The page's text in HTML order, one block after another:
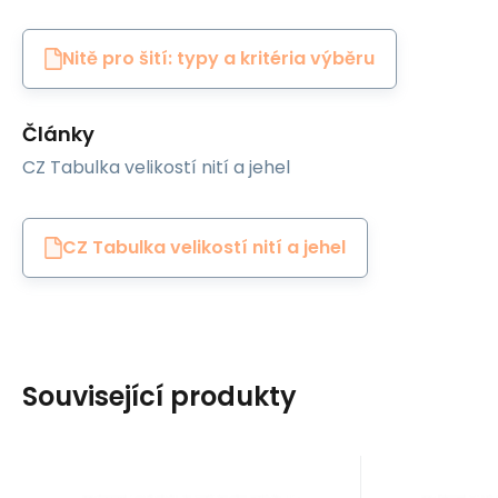
Nitě pro šití: typy a kritéria výběru
Články
CZ Tabulka velikostí nití a jehel
CZ Tabulka velikostí nití a jehel
Související produkty